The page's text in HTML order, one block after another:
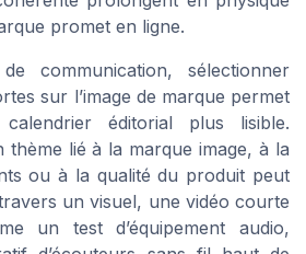
promet en ligne.
communication, sélectionner
sur l’image de marque permet
éditorial plus lisible.
thème lié à la marque image, à la
ou à la qualité du produit peut
un visuel, une vidéo courte
un test d’équipement audio,